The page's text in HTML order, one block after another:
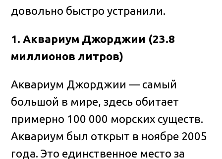
довольно быстро устранили.
1. Аквариум Джорджии (23.8
миллионов литров)
Аквариум Джорджии — самый
большой в мире, здесь обитает
примерно 100 000 морских существ.
Аквариум был открыт в ноябре 2005
года. Это единственное место за